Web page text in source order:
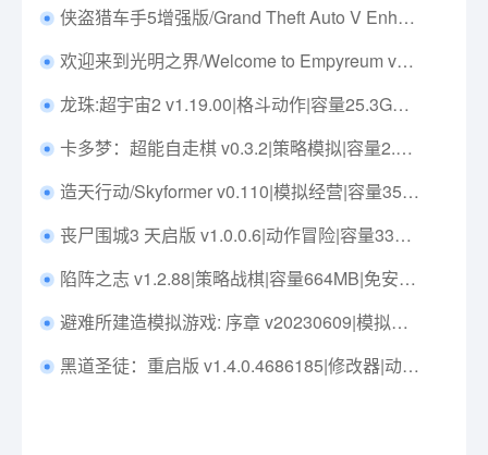
侠盗猎车手5增强版/Grand Theft Auto V Enhanced v889.19增强版|动作冒险|容量93.4G|免安装绿色中文版|支持键盘.鼠标.手柄
欢迎来到光明之界/Welcome to Empyreum v1.0.7|动作冒险|容量3.3GB|免安装绿色中文版|支持键盘.鼠标.手柄
龙珠:超宇宙2 v1.19.00|格斗动作|容量25.3GB|免安装绿色中文版|支持键盘.鼠标.手柄
卡多梦：超能自走棋 v0.3.2|策略模拟|容量2.9GB|免安装绿色中文版|支持键盘.鼠标
造天行动/Skyformer v0.110|模拟经营|容量350M|免安装绿色中文版|支持键盘.鼠标
丧尸围城3 天启版 v1.0.0.6|动作冒险|容量33GB|免安装绿色中文版|支持键盘.鼠标.手柄
陷阵之志 v1.2.88|策略战棋|容量664MB|免安装绿色中文版|支持键盘.鼠标.手柄
避难所建造模拟游戏: 序章 v20230609|模拟经营|容量2.1GB|免安装绿色中文版|支持键盘.鼠标
黑道圣徒：重启版 v1.4.0.4686185|修改器|动作冒险|容量51.1GB|免安装绿色中文版|支持键盘.鼠标.手柄